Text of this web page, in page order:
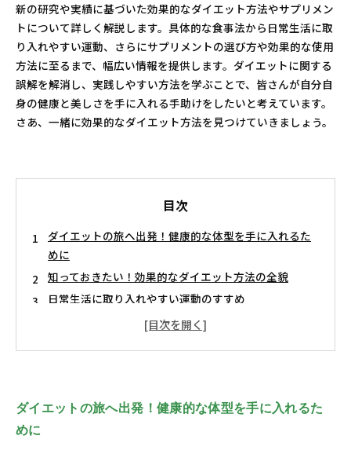
新の研究や実績に基づいた効果的なダイエット方法やサプリメン
トについて詳しく解説します。具体的な食事法から日常生活に取
り入れやすい運動、さらにサプリメントの選び方や効果的な使用
方法に至るまで、幅広い情報を提供します。ダイエットに関する
誤解を解消し、実践しやすい方法を学ぶことで、皆さんが自分自
身の健康と美しさを手に入れる手助けをしたいと考えています。
さあ、一緒に効果的なダイエット方法を見つけていきましょう。
目次
ダイエットの旅へ出発！健康的な体型を手に入れるた
めに
知っておきたい！効果的なダイエット方法の全貌
日常生活に取り入れやすい運動のすすめ
サプリメントの選び方とその効果とは？
ダイエットの旅へ出発！健康的な体型を手に入れるた
めに